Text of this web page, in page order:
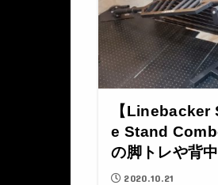
【
e Stand
の脚トレや背
2020.10.21